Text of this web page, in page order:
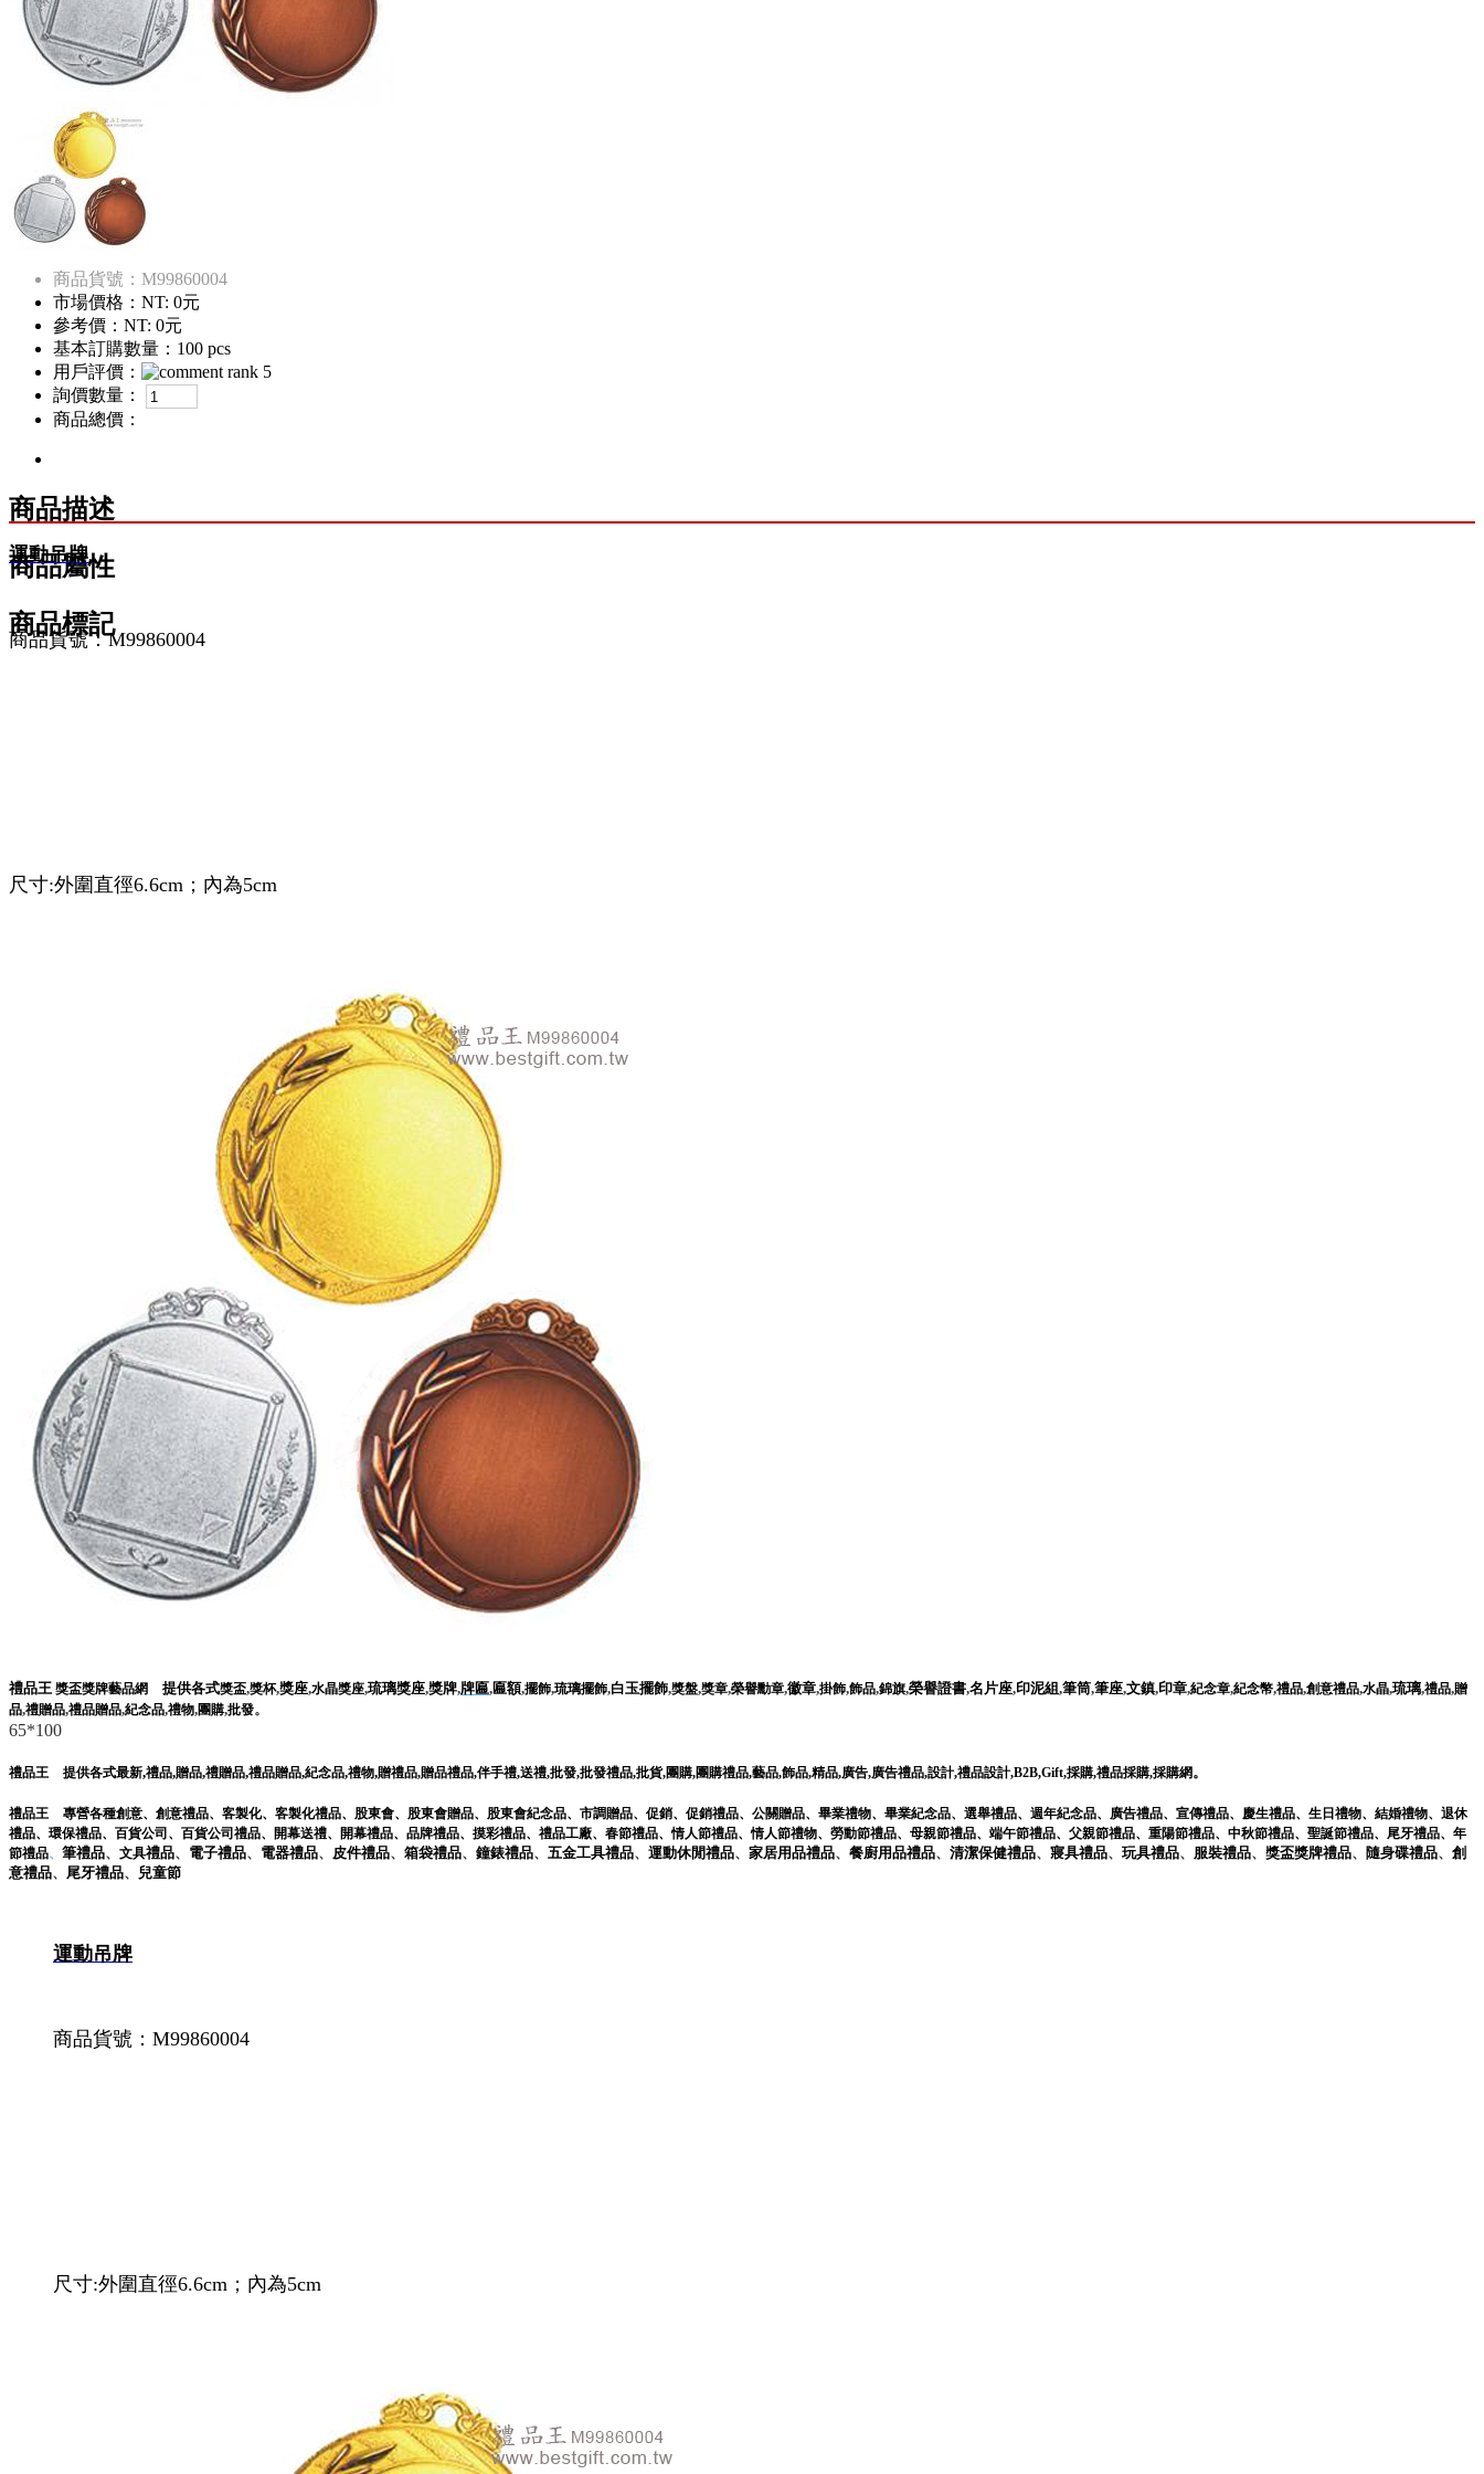
商品貨號：M99860004
市場價格： NT: 0元
參考價： NT: 0元
基本訂購數量：100 pcs
用戶評價：
詢價數量：
商品總價：
商品描述
商品屬性
商品標記
運動吊牌
商品貨號：M99860004
尺寸:外圍直徑6.6cm；內為5cm
禮品王 獎盃獎牌藝品網 提供各式獎盃,獎杯,獎座,水晶獎座,琉璃獎座,獎牌,牌匾,匾額,擺飾,琉璃擺飾,白玉擺飾,獎盤,獎章,榮譽勳章,徽章,掛飾,飾品,錦旗,榮譽證書,名片座,印泥組,筆筒,筆座,文鎮,印章,紀念章,紀念幣,禮品,創意禮品,水晶,琉璃,禮品,贈
品,禮贈品,禮品贈品,紀念品,禮物,團購,批發。
65*100
禮品王 提供各式最新,禮品,贈品,禮贈品,禮品贈品,紀念品,禮物,贈禮品,贈品禮品,伴手禮,送禮,批發,批發禮品,批貨,團購,團購禮品,藝品,飾品,精品,廣告,廣告禮品,設計,禮品設計,B2B,Gift,採購,禮品採購,採購網。
禮品王 專營各種創意、 創意禮品、 客製化、 客製化禮品、 股東會、 股東會贈品、 股東會紀念品、 市調贈品、 促銷、 促銷禮品、 公關贈品、 畢業禮物、 畢業紀念品、 選舉禮品、 週年紀念品、 廣告禮品、 宣傳禮品、 慶生禮品、 生日禮物、 結婚禮物、 退休
禮品、 環保禮品、 百貨公司 、 百貨公司禮品、 開幕送禮、 開幕禮品、 品牌禮品、 摸彩禮品、 禮品工廠、 春節禮品、情人節禮品、情人節禮物、 勞動節禮品、 母親節禮品、 端午節禮品、 父親節禮品、 重陽節禮品、 中秋節禮品、 聖誕節禮品、 尾牙禮品、 年
節禮品、 筆禮品、 文具禮品、 電子禮品、 電器禮品、 皮件禮品、 箱袋禮品、 鐘錶禮品、 五金工具禮品、 運動休閒禮品、 家居用品禮品、 餐廚用品禮品、 清潔保健禮品、 寢具禮品、 玩具禮品、 服裝禮品、 獎盃獎牌禮品、 隨身碟禮品、 創
意禮品、 尾牙禮品、 兒童節
運動吊牌
商品貨號：M99860004
尺寸:外圍直徑6.6cm；內為5cm